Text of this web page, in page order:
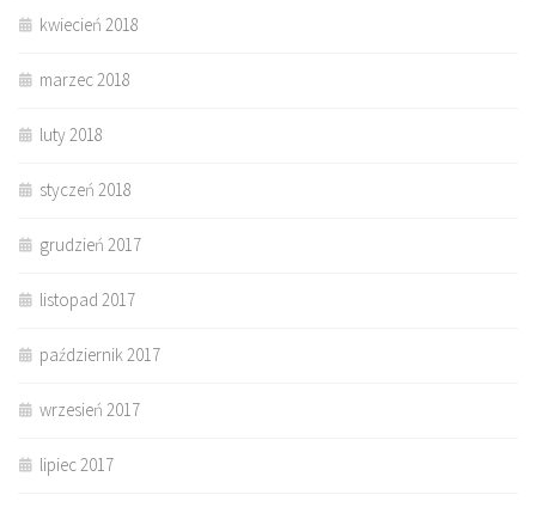
kwiecień 2018
marzec 2018
luty 2018
styczeń 2018
grudzień 2017
listopad 2017
październik 2017
wrzesień 2017
lipiec 2017